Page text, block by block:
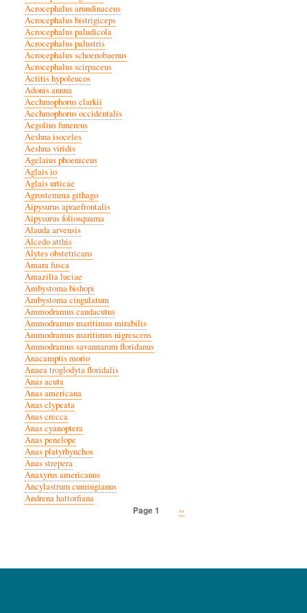
Acrocephalus arundinaceus
Acrocephalus bistrigiceps
Acrocephalus paludicola
Acrocephalus palustris
Acrocephalus schoenobaenus
Acrocephalus scirpaceus
Actitis hypoleucos
Adonis annua
Aechmophorus clarkii
Aechmophorus occidentalis
Aegolius funereus
Aeshna isoceles
Aeshna viridis
Agelaius phoeniceus
Aglais io
Aglais urticae
Agrostemma githago
Aipysurus apraefrontalis
Aipysurus foliosquama
Alauda arvensis
Alcedo atthis
Alytes obstetricans
Amara fusca
Amazilia luciae
Ambystoma bishopi
Ambystoma cingulatum
Ammodramus caudacutus
Ammodramus maritimus mirabilis
Ammodramus maritimus nigrescens
Ammodramus savannarum floridanus
Anacamptis morio
Anaea troglodyta floridalis
Anas acuta
Anas americana
Anas clypeata
Anas crecca
Anas cyanoptera
Anas penelope
Anas platyrhynchos
Anas strepera
Anaxyrus americanus
Ancylastrum cumingianus
Andrena hattorfiana
Page 1
Next
››